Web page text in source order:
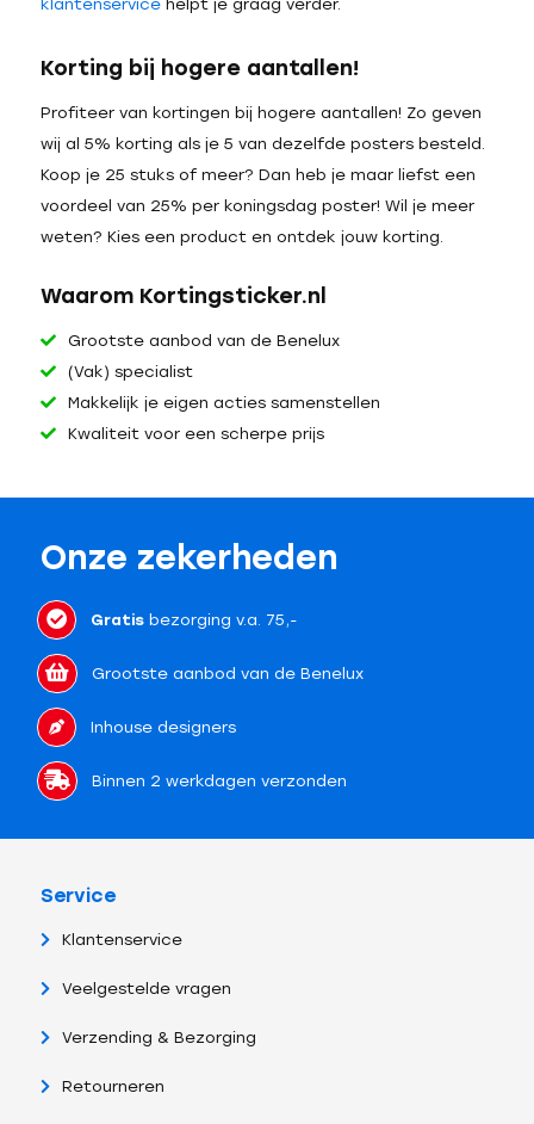
klantenservicehelpt je graag verder.
Korting bij hogere aantallen!
Profiteer van kortingen bij hogere aantallen! Zo geven
wij al 5% korting als je 5 van dezelfde posters besteld.
Koop je 25 stuks of meer? Dan heb je maar liefst een
voordeel van 25% per koningsdag poster! Wil je meer
weten? Kies een product en ontdek jouw korting.
Waarom Kortingsticker.nl
Grootste aanbod van de Benelux
(Vak) specialist
Makkelijk je eigen acties samenstellen
Kwaliteit voor een scherpe prijs
Onze zekerheden
Gratisbezorging v.a. 75,-
Grootste aanbod van de Benelux
Inhouse designers
Binnen 2 werkdagen verzonden
Service
Klantenservice
Veelgestelde vragen
Verzending & Bezorging
Retourneren